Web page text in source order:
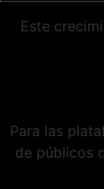
Este
Para las
de públicos